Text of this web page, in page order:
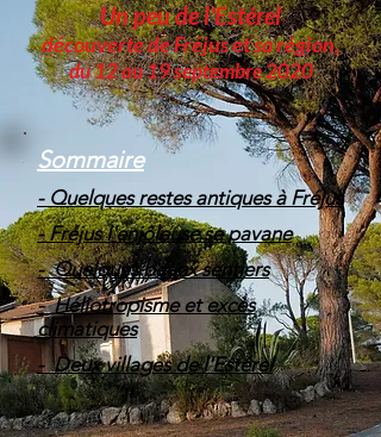
Un peu de l'Estérel
découverte de Fréjus et sa région,
du 12 au 19 septembre 2020
Sommaire
- Quelques restes antiques à Fréjus
- Fréjus l'enjôleuse se pavane
- Quelques beaux sentiers
- Héliotropisme et excès
climatiques
- Deux villages de l'Estérel